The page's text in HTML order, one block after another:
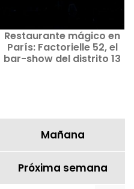
Restaurante mágico en
París: Factorielle 52, el
bar-show del distrito 13
Mañana
Próxima semana